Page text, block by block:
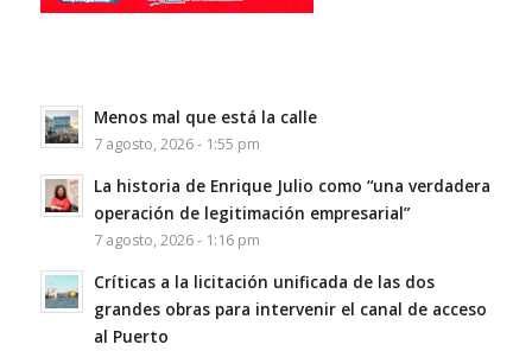
Menos mal que está la calle
7 agosto, 2026 - 1:55 pm
La historia de Enrique Julio como “una verdadera
operación de legitimación empresarial”
7 agosto, 2026 - 1:16 pm
Críticas a la licitación unificada de las dos
grandes obras para intervenir el canal de acceso
al Puerto